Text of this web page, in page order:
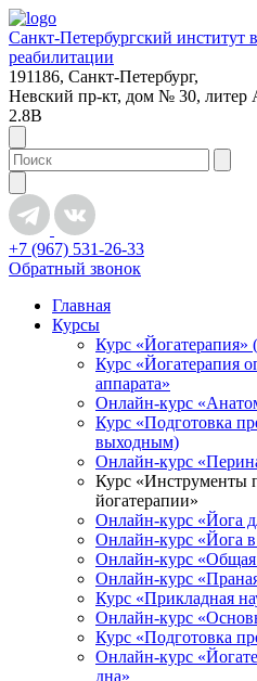
Санкт-Петербургский институт
реабилитации
191186, Санкт-Петербург,
Невский пр-кт, дом № 30,
2.8В
+7 (967) 531-26-33
Обратный звонок
Главная
Курсы
Курс «Йогатерапия»
Курс «Йогатерапия
аппарата»
Онлайн-курс
Курс «Подготовка
выходным)
Онлайн-курс
Курс «Инструменты
йогатерапии»
Онлайн-курс «Йога
Онлайн-курс «Йога в
Онлайн-курс «Общая
Онлайн-курс
Курс «Прикладная
Онлайн-курс
Курс «Подготовка
Онлайн-курс
дна»